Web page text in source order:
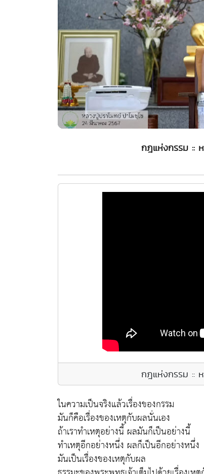
กฎแห่งกรรม ::
กฎแห่งกรรม ::
ในความเป็นจริงแล้วเรื่องของกรรม
มันก็คือเรื่องของเหตุกับผลนั่นเอง
ถ้าเราทำเหตุอย่างนี้ ผลมันก็เป็นอย่างนี้
ทำเหตุอีกอย่างหนึ่ง ผลก็เป็นอีกอย่างหนึ่ง
มันเป็นเรื่องของเหตุกับผล